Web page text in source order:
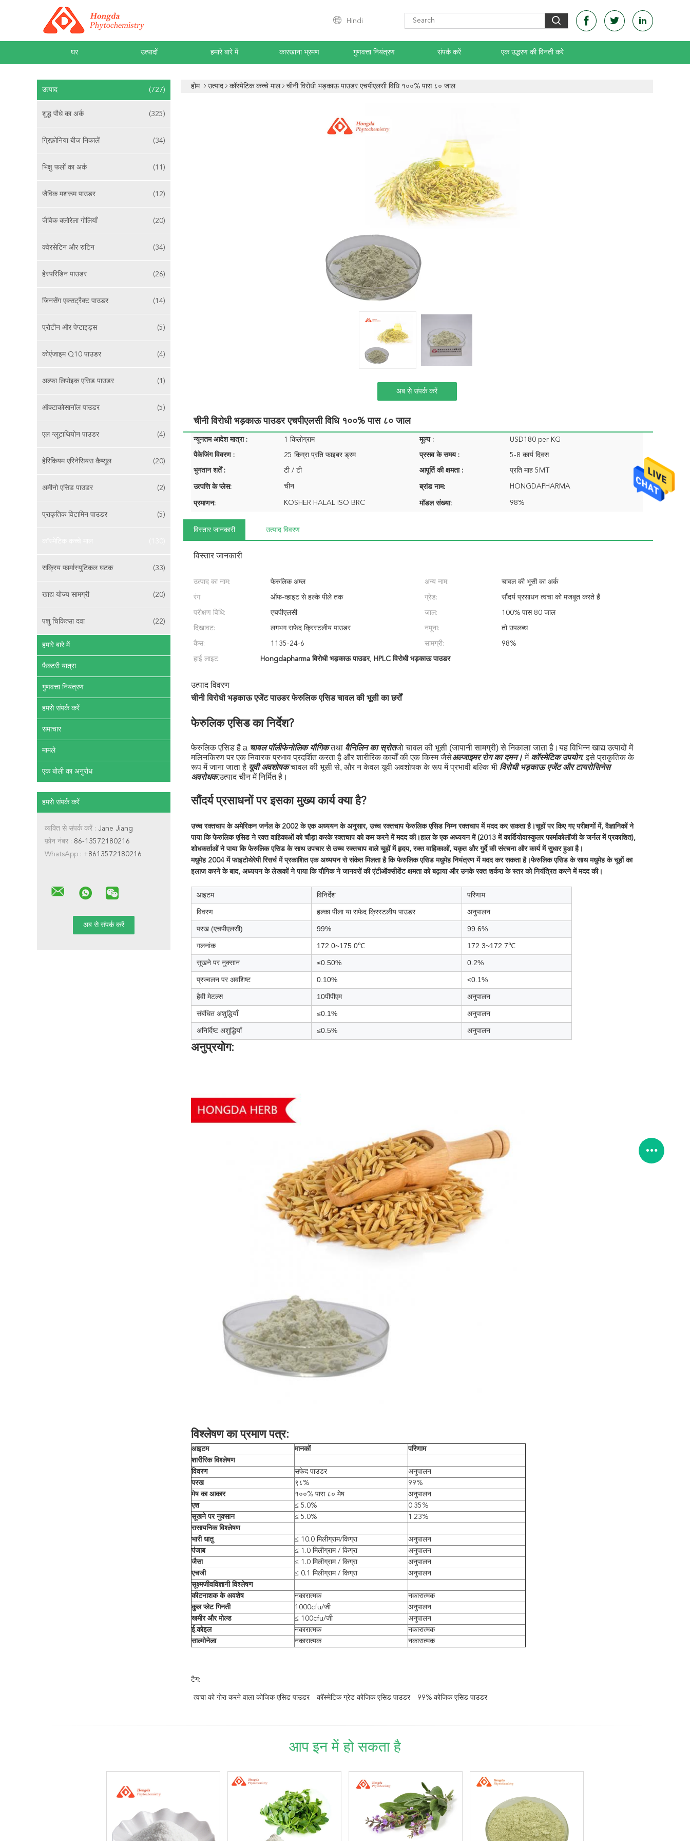
Hindi
घर उत्पादों हमारे बारे में कारखाना भ्रमण गुणवत्ता नियंत्रण संपर्क करें एक उद्धरण की विनती करे
उत्पाद (727)
शुद्ध पौधे का अर्क (325)
ग्रिफ़ोनिया बीज निकालें (34)
भिक्षु फलों का अर्क (11)
जैविक मशरूम पाउडर (12)
जैविक क्लोरेला गोलियाँ (20)
क्वेरसेटिन और रुटिन (34)
हेस्परिडिन पाउडर (26)
जिनसेंग एक्सट्रैक्ट पाउडर (14)
प्रोटीन और पेप्टाइड्स (5)
कोएंजाइम Q10 पाउडर (4)
अल्फा लिपोइक एसिड पाउडर (1)
ऑक्टाकोसानॉल पाउडर (5)
एल ग्लूटाथियोन पाउडर (4)
हेरिकियम एरिनेसियस कैप्सूल (20)
अमीनो एसिड पाउडर (2)
प्राकृतिक विटामिन पाउडर (5)
सक्रिय फार्मास्युटिकल घटक (33)
खाद्य योज्य सामग्री (20)
पशु चिकित्सा दवा (22)
हमारे बारे में
फैक्टरी यात्रा
गुणवत्ता नियंत्रण
हमसे संपर्क करें
समाचार
मामले
एक बोली का अनुरोध
हमसे संपर्क करें
व्यक्ति से संपर्क करें : Jane Jiang
फ़ोन नंबर : 86-13572180216
WhatsApp : +8613572180216
होम उत्पाद कॉस्मेटिक कच्चे माल चीनी विरोधी भड़काऊ पाउडर एचपीएलसी विधि १००% पास ८० जाल
अब से संपर्क करें
चीनी विरोधी भड़काऊ पाउडर एचपीएलसी विधि १००% पास ८० जाल
न्यूनतम आदेश मात्रा : 1 किलोग्राम मूल्य : USD180 per KG
पैकेजिंग विवरण : 25 किग्रा प्रति फाइबर ड्रम प्रसव के समय : 5-8 कार्य दिवस
भुगतान शर्तें : टी / टी आपूर्ति की क्षमता : प्रति माह 5MT
उत्पत्ति के प्लेस: चीन ब्रांड नाम: HONGDAPHARMA
प्रमाणन: KOSHER HALAL ISO BRC मॉडल संख्या: 98%
विस्तार जानकारी उत्पाद विवरण
विस्तार जानकारी
उत्पाद का नाम: फेरुलिक अम्ल अन्य नाम: चावल की भूसी का अर्क
रंग: ऑफ-व्हाइट से हल्के पीले तक ग्रेड: सौंदर्य प्रसाधन त्वचा को मजबूत करते हैं
परीक्षण विधि: एचपीएलसी जाल: 100% पास 80 जाल
दिखावट: लगभग सफेद क्रिस्टलीय पाउडर नमूना: तो उपलब्ध
कैस: 1135-24-6 सामग्री: 98%
हाई लाइट: Hongdapharma विरोधी भड़काऊ पाउडर, HPLC विरोधी भड़काऊ पाउडर
उत्पाद विवरण
चीनी विरोधी भड़काऊ एजेंट पाउडर फेरुलिक एसिड चावल की भूसी का छर्रों
फेरुलिक एसिड का निर्देश?
फेरुलिक एसिड है a चावल पॉलीफेनोलिक यौगिक तथा वैनिलिन का स्रोतजो चावल की भूसी (जापानी सामग्री) से निकाला जाता है।यह विभिन्न खाद्य उत्पादों में
मलिनकिरण पर एक निवारक प्रभाव प्रदर्शित करता है और शारीरिक कार्यों की एक किस्म जैसेअल्जाइमर रोग का दमन। में कॉस्मेटिक उपयोग, इसे प्राकृतिक के
रूप में जाना जाता है यूवी अवशोषक चावल की भूसी से, और न केवल यूवी अवशोषक के रूप में प्रभावी बल्कि भी विरोधी भड़काऊ एजेंट और टायरोसिनेस
अवरोधक.उत्पाद चीन में निर्मित है।
सौंदर्य प्रसाधनों पर इसका मुख्य कार्य क्या है?
उच्च रक्तचाप के अमेरिकन जर्नल के 2002 के एक अध्ययन के अनुसार, उच्च रक्तचाप फेरुलिक एसिड निम्न रक्तचाप में मदद कर सकता है।चूहों पर किए गए परीक्षणों में, वैज्ञानिकों ने
पाया कि फेरुलिक एसिड ने रक्त वाहिकाओं को चौड़ा करके रक्तचाप को कम करने में मदद की।हाल के एक अध्ययन में (2013 में कार्डियोवास्कुलर फार्माकोलॉजी के जर्नल में प्रकाशित),
शोधकर्ताओं ने पाया कि फेरुलिक एसिड के साथ उपचार से उच्च रक्तचाप वाले चूहों में हृदय, रक्त वाहिकाओं, यकृत और गुर्दे की संरचना और कार्य में सुधार हुआ है।
मधुमेह 2004 में फाइटोथेरेपी रिसर्च में प्रकाशित एक अध्ययन से संकेत मिलता है कि फेरुलिक एसिड मधुमेह नियंत्रण में मदद कर सकता है।फेरुलिक एसिड के साथ मधुमेह के चूहों का
इलाज करने के बाद, अध्ययन के लेखकों ने पाया कि यौगिक ने जानवरों की एंटीऑक्सीडेंट क्षमता को बढ़ाया और उनके रक्त शर्करा के स्तर को नियंत्रित करने में मदद की।
आइटम विनिर्देश परिणाम
विवरण हल्का पीला या सफेद क्रिस्टलीय पाउडर अनुपालन
परख (एचपीएलसी) 99% 99.6%
गलनांक 172.0~175.0℃ 172.3~172.7℃
सूखने पर नुक्सान ≤0.50% 0.2%
प्रज्वलन पर अवशिष्ट 0.10% <0.1%
हैवी मेटल्स 10पीपीएम अनुपालन
संबंधित अशुद्धियाँ ≤0.1% अनुपालन
अनिर्दिष्ट अशुद्धियाँ ≤0.5% अनुपालन
अनुप्रयोग:
विश्लेषण का प्रमाण पत्र:
आइटम मानकों
परिणाम
शारीरिक विश्लेषण
विवरण
सफेद पाउडर
अनुपालन
परख
९८%
99%
मेष का आकार
१००% पास ८० मेष
अनुपालन
एश
≤ 5.0%
0.35%
सूखने पर नुक्सान
≤ 5.0%
1.23%
रासायनिक विश्लेषण
भारी धातु
≤ 10.0 मिलीग्राम/किग्रा
अनुपालन
पंजाब
≤ 1.0 मिलीग्राम / किग्रा
अनुपालन
जैसा
≤ 1.0 मिलीग्राम / किग्रा
अनुपालन
एचजी
≤ 0.1 मिलीग्राम / किग्रा
अनुपालन
सूक्ष्मजीवविज्ञानी विश्लेषण
कीटनाशक के अवशेष
नकारात्मक
नकारात्मक
कुल प्लेट गिनती
1000cfu/जी
अनुपालन
खमीर और मोल्ड
≤ 100cfu/जी
अनुपालन
ई.कोइल
नकारात्मक
नकारात्मक
साल्मोनेला
नकारात्मक नकारात्मक
टैग:
त्वचा को गोरा करने वाला कोजिक एसिड पाउडर कॉस्मेटिक ग्रेड कोजिक एसिड पाउडर 99% कोजिक एसिड पाउडर
आप इन में हो सकता है